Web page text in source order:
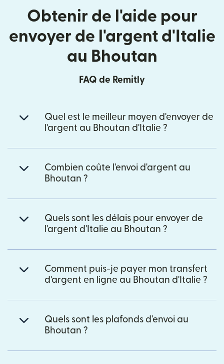
Obtenir de l'aide pour
envoyer de l'argent d'Italie
au Bhoutan
FAQ de Remitly
Quel est le meilleur moyen d'envoyer de
l'argent au Bhoutan d'Italie ?
Combien coûte l'envoi d'argent au
Bhoutan ?
Quels sont les délais pour envoyer de
l'argent d'Italie au Bhoutan ?
Comment puis-je payer mon transfert
d'argent en ligne au Bhoutan d'Italie ?
Quels sont les plafonds d'envoi au
Bhoutan ?